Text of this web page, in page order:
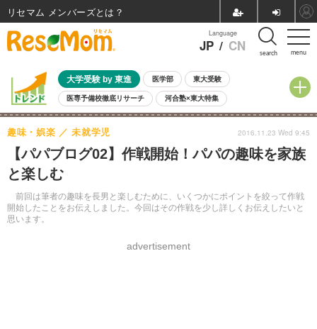
menu
Language
JP / CN search
大学受験 by 東進 医学部 東大受験
医専予備校徹底リサーチ 河合塾×東大特集
親子で考える大学選び 高校受験 中学受験 小学校受験
共通テスト 夏休み
8月開催イベント・WS 全国公立高校 過去問 人気記事
自由研究教材（小学生向け）
【パパブログ02】作戦開始！パパの趣味を家族
と楽しむ
前回は筆者の趣味を長男と楽しむために、いくつかにポイントを絞って作戦
開始したことをお伝えしました。今回はその作戦を少し詳しくお伝えしたいと
思います。
趣味・娯楽 未就学児
advertisement
2016.11.23 Wed 9:45
リセマム メンバーズ